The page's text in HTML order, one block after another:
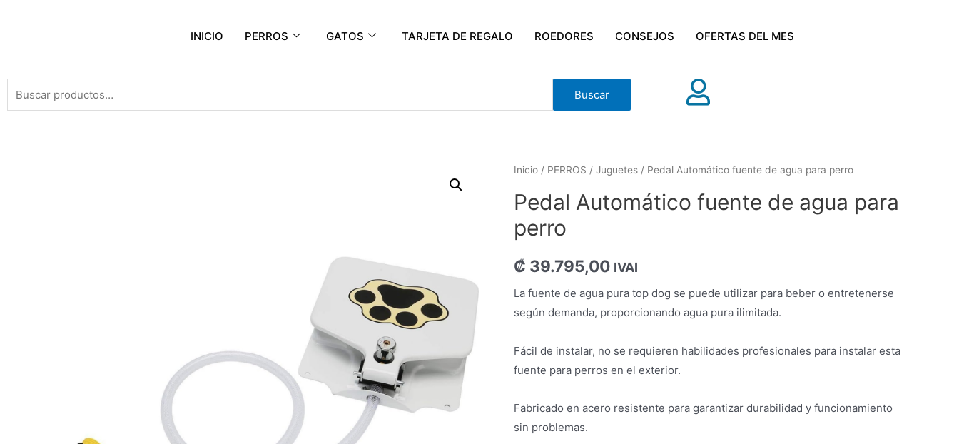
INICIO PERROS GATOS TARJETA DE REGALO ROEDORES CONSEJOS OFERTAS DEL MES
Buscar
Inicio / PERROS / Juguetes / Pedal Automático fuente de agua para perro
Pedal Automático fuente de agua para
perro
₡ 39.795,00 IVAI
La fuente de agua pura top dog se puede utilizar para beber o entretenerse
según demanda, proporcionando agua pura ilimitada.
Fácil de instalar, no se requieren habilidades profesionales para instalar esta
fuente para perros en el exterior.
Fabricado en acero resistente para garantizar durabilidad y funcionamiento
sin problemas.